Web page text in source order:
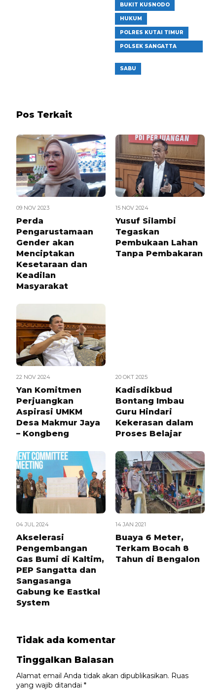
BUKIT KUSNODO
HUKUM
POLRES KUTAI TIMUR
POLSEK SANGATTA
SABU
Pos Terkait
09 NOV 2023
Perda
Pengarustamaan
Gender akan
Menciptakan
Kesetaraan dan
Keadilan
Masyarakat
15 NOV 2024
Yusuf Silambi
Tegaskan
Pembukaan Lahan
Tanpa Pembakaran
22 NOV 2024
Yan Komitmen
Perjuangkan
Aspirasi UMKM
Desa Makmur Jaya
– Kongbeng
20 OKT 2025
Kadisdikbud
Bontang Imbau
Guru Hindari
Kekerasan dalam
Proses Belajar
04 JUL 2024
Akselerasi
Pengembangan
Gas Bumi di Kaltim,
PEP Sangatta dan
Sangasanga
Gabung ke Eastkal
System
14 JAN 2021
Buaya 6 Meter,
Terkam Bocah 8
Tahun di Bengalon
Tidak ada komentar
Tinggalkan Balasan
Alamat email Anda tidak akan dipublikasikan. Ruas
yang wajib ditandai *